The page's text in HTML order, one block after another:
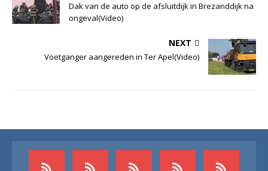
Dak van de auto op de afsluitdijk in Brezanddijk na
ongeval(Video)
NEXT
Voetganger aangereden in Ter Apel(Video)